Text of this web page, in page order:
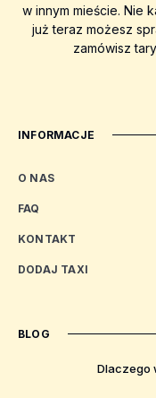
w innym mieście. Nie
już teraz możesz
zamówisz
INFORMACJE
O NAS
FAQ
KONTAKT
DODAJ TAXI
BLOG
Dlaczego